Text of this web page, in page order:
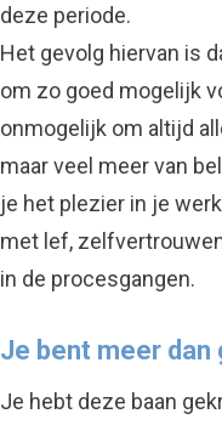
deze periode.
Het gevolg hiervan is
om zo goed mogelijk
onmogelijk om altijd
maar veel meer van
je het plezier in je
met lef,
in de procesgangen.
Je bent meer dan
Je hebt deze baan